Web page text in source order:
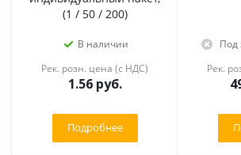
(1 / 50 / 200)
В наличии
Рек. розн. цена (с НДС)
1.56руб.
Подробнее
Под
Рек.